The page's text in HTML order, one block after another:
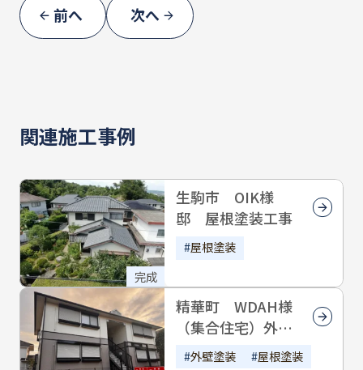
今回の塗装では、落ち着いた色合いを活かし
機能性を高めた仕上がりに
させていただきました
NSK様、このたびは大切なお住まいの工事を
お任せいただき、誠にありがとうございまし
た！
前へ 次へ
関連施工事例
完成
生駒市 OIK様
邸 屋根塗装工事
屋根塗装
精華町 WDAH様
（集合住宅）外壁
塗装・屋根塗装
外壁塗装 屋根塗装